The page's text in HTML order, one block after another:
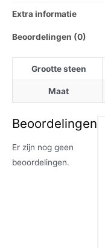
Extra informatie
Beoordelingen (0)
Grootte steen
Maat
Beoordelingen
Er zijn nog geen
beoordelingen.